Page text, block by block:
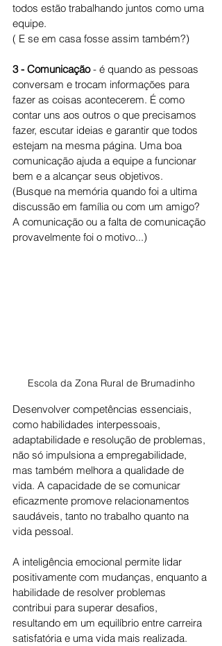
todos estão trabalhando juntos como uma
equipe.
( E se em casa fosse assim também?)
3 - Comunicação - é quando as pessoas
conversam e trocam informações para
fazer as coisas acontecerem. É como
contar uns aos outros o que precisamos
fazer, escutar ideias e garantir que todos
estejam na mesma página. Uma boa
comunicação ajuda a equipe a funcionar
bem e a alcançar seus objetivos.
(Busque na memória quando foi a ultima
discussão em família ou com um amigo?
A comunicação ou a falta de comunicação
provavelmente foi o motivo...)
Escola da Zona Rural de Brumadinho
Desenvolver competências essenciais,
como habilidades interpessoais,
adaptabilidade e resolução de problemas,
não só impulsiona a empregabilidade,
mas também melhora a qualidade de
vida. A capacidade de se comunicar
eficazmente promove relacionamentos
saudáveis, tanto no trabalho quanto na
vida pessoal.
A inteligência emocional permite lidar
positivamente com mudanças, enquanto a
habilidade de resolver problemas
contribui para superar desafios,
resultando em um equilíbrio entre carreira
satisfatória e uma vida mais realizada.